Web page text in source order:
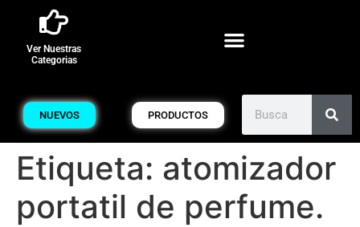
Ver Nuestras
Categorias
NUEVOS PRODUCTOS
Etiqueta: atomizador
portatil de perfume.